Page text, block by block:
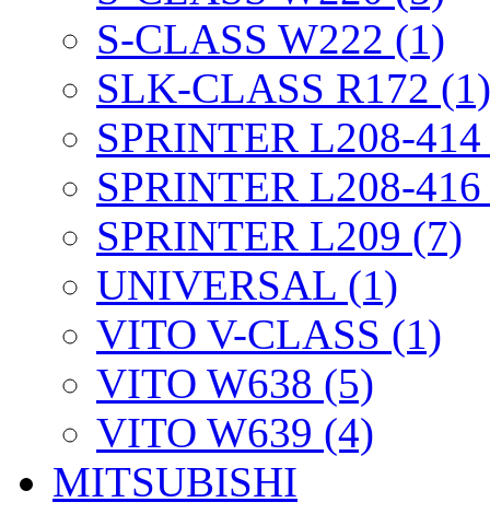
S-CLASS W222 (1)
SLK-CLASS R172 (1)
SPRINTER L208-
SPRINTER L208-
SPRINTER L209 (7)
UNIVERSAL (1)
VITO V-CLASS (1)
VITO W638 (5)
VITO W639 (4)
MITSUBISHI